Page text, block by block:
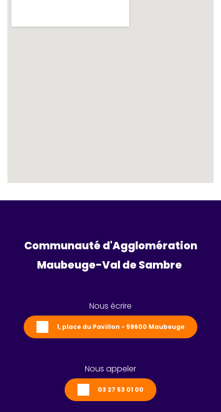
Communauté d'Agglomération
Maubeuge-Val de Sambre
Nous écrire
1, place du Pavillon - 59600 Maubeuge
Nous appeler
03 27 53 01 00